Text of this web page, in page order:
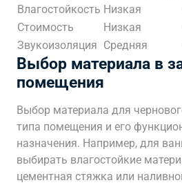
Влагостойкость Низкая
Стоимость
Низкая
Звукоизоляция Средняя
Выбор материала в
помещения
Выбор материала для
типа помещения и его
назначения. Например, для
выбирать влагостойкие
цементная стяжка или